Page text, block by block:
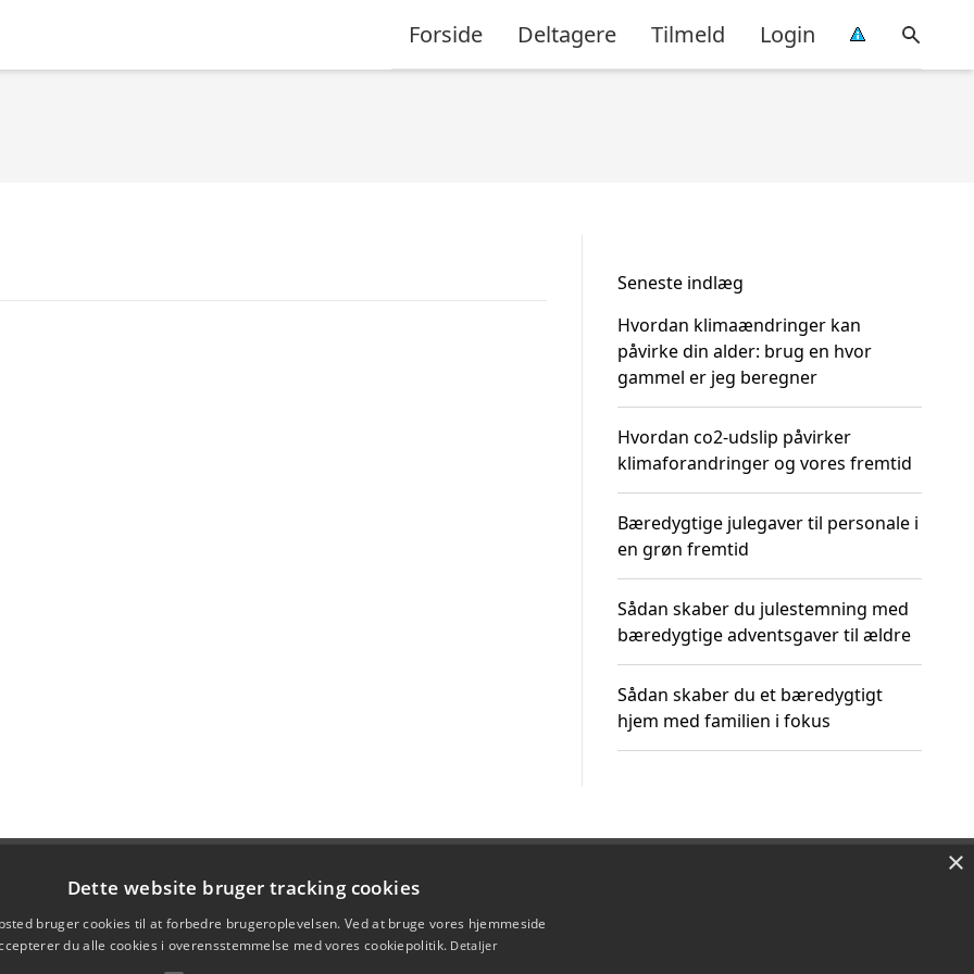
Forside Deltagere Tilmeld Login
Seneste indlæg
Hvordan klimaændringer kan
påvirke din alder: brug en hvor
gammel er jeg beregner
Hvordan co2-udslip påvirker
klimaforandringer og vores fremtid
Bæredygtige julegaver til personale i
en grøn fremtid
Sådan skaber du julestemning med
bæredygtige adventsgaver til ældre
Sådan skaber du et bæredygtigt
hjem med familien i fokus
×
Dette website bruger tracking cookies
bruger cookies til at forbedre brugeroplevelsen. Ved at bruge vores hjemmeside
du alle cookies i overensstemmelse med vores cookiepolitik. Detaljer